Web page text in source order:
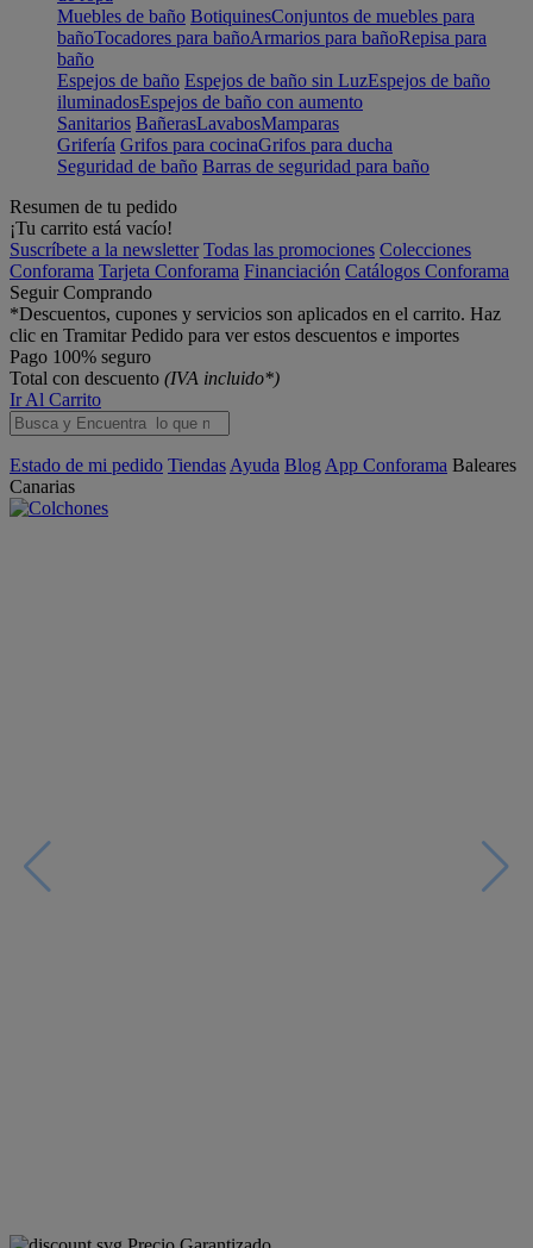
Muebles de baño BotiquinesConjuntos de muebles para
bañoTocadores para bañoArmarios para bañoRepisa para
baño
Espejos de baño Espejos de baño sin LuzEspejos de baño
iluminadosEspejos de baño con aumento
Sanitarios BañerasLavabosMamparas
Grifería Grifos para cocinaGrifos para ducha
Seguridad de baño Barras de seguridad para baño
Resumen de tu pedido
¡Tu carrito está vacío!
Suscríbete a la newsletter Todas las promociones Colecciones
Conforama Tarjeta Conforama Financiación Catálogos Conforama
Seguir Comprando
*Descuentos, cupones y servicios son aplicados en el carrito. Haz
clic en Tramitar Pedido para ver estos descuentos e importes
Pago 100% seguro
Total con descuento (IVA incluido*)
Ir Al Carrito
Estado de mi pedido Tiendas Ayuda Blog App Conforama Baleares
Canarias